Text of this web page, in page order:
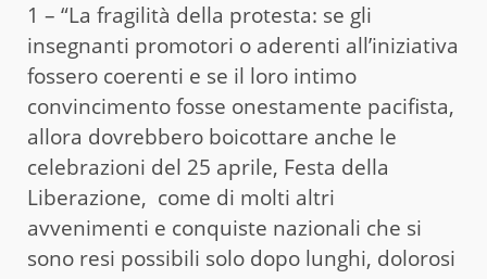
1 – “La fragilità della protesta: se gli
insegnanti promotori o aderenti all’iniziativa
fossero coerenti e se il loro intimo
convincimento fosse onestamente pacifista,
allora dovrebbero boicottare anche le
celebrazioni del 25 aprile, Festa della
Liberazione, come di molti altri
avvenimenti e conquiste nazionali che si
sono resi possibili solo dopo lunghi, dolorosi